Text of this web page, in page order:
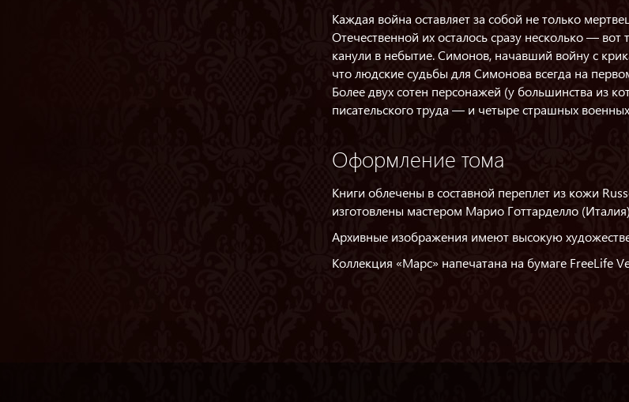
Каждая война оставляет за собой не только
Отечественной их осталось сразу несколько —
канули в небытие. Симонов, начавший войну с
что людские судьбы для Симонова всегда на
Более двух сотен персонажей (у большинства из
писательского труда — и четыре страшных
Оформление тома
Книги облечены в составной переплет из кожи
изготовлены мастером Марио Готтарделло
Архивные изображения имеют высокую
Коллекция «Марс» напечатана на бумаге FreeLife